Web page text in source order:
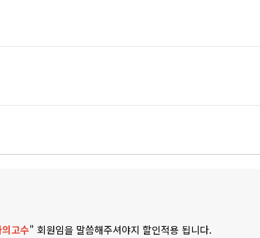
고수" 회원임을 말씀해주셔야지 할인적용 됩니다.